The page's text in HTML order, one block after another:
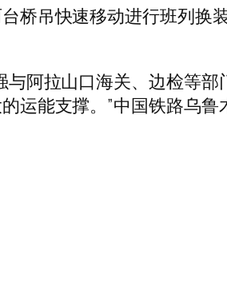
桥吊快速移动进行班列换
阿拉山口海关、边检等
运能支撑。”中国铁路乌